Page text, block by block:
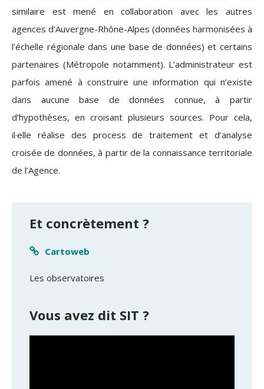
similaire est mené en collaboration avec les autres
agences d’Auvergne-Rhône-Alpes (données harmonisées à
l’échelle régionale dans une base de données) et certains
partenaires (Métropole notamment). L’administrateur est
parfois amené à construire une information qui n’existe
dans aucune base de données connue, à partir
d’hypothèses, en croisant plusieurs sources. Pour cela,
il·elle réalise des process de traitement et d’analyse
croisée de données, à partir de la connaissance territoriale
de l’Agence.
Et concrètement ?
Cartoweb
Les observatoires
Vous avez dit SIT ?